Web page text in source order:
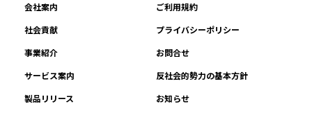
会社案内
ご利用規約
社会貢献
プライバシーポリシー
事業紹介
お問合せ
サービス案内
反社会的勢力の基本方針
製品リリース
お知らせ